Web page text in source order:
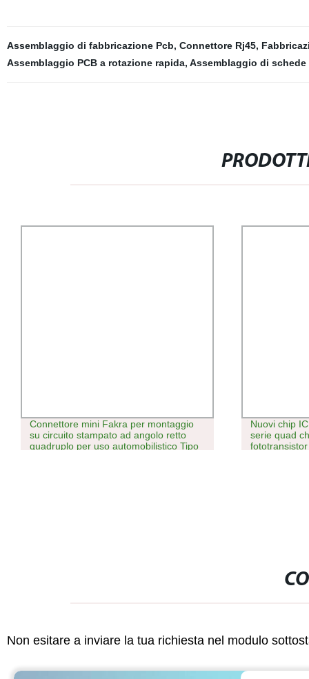
Assemblaggio di fabbricazione Pcb, Connettore Rj45,
Assemblaggio PCB a rotazione rapida, Assemblaggio di schede
Connettore mini Fakra per montaggio
su circuito stampato ad angolo retto
quadruplo per uso automobilistico Tipo
Nuovi chip
serie quad
Non esitare a inviare la tua richiesta nel modulo